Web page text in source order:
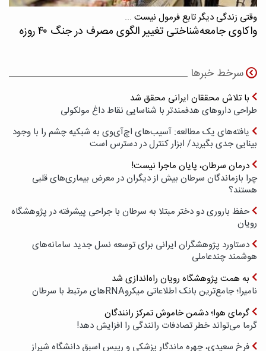
وقتی زندگی دیگر تابع فرمول نیست ...
واکاوی جامعه‌شناختی تغییر الگوی مصرف در جنگ ۴۰ روزه
سرخط خبرها
با تلاش محققان ایرانی محقق شد
طراحی داروهای هدفمندتر با شناسایی نقاط داغ مولکولی
یافته‌های یک مطالعه: آسیب‌های اچ‌آی‌وی به شبکیه چشم را با وجود
بینایی جدی بگیرید/ ابزار کنترل در دسترس است
درمان سرطان، پایان ماجرا نیست!
چرا بازماندگان سرطان بیش از دیگران در معرض بیماری‌های قلبی
هستند؟
حفظ باروری دو دختر مبتلا به سرطان با جراحی پیشرفته در پژوهشگاه
رویان
دستاورد پژوهشگران ایرانی برای توسعه نسل جدید سامانه‌های
هوشمند چندعاملی
به همت پژوهشگاه رویان راه‌اندازی شد
نامیرا؛ جامع‌ترین بانک اطلاعاتی میکروRNAهای مرتبط با سرطان
گرمای هوا؛ دشمن خاموش تمرکز رانندگان
گرما می‌تواند خطر تصادفات رانندگی را افزایش دهد!
فرخ سعیدی، چهره ماندگار پزشکی و رییس اسبق دانشگاه شیراز